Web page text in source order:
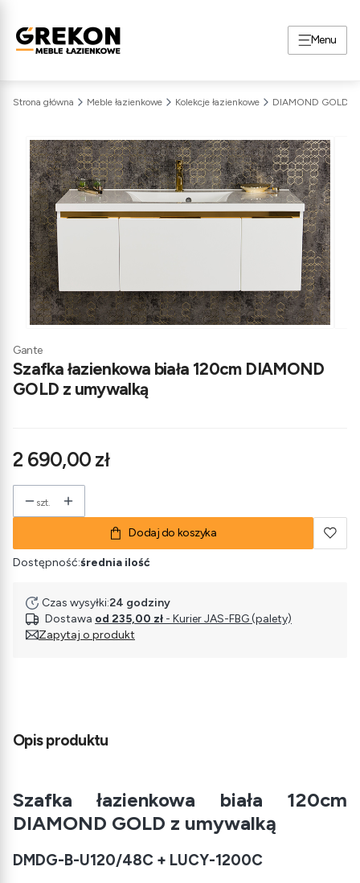
Menu
Strona główna Meble łazienkowe Kolekcje łazienkowe DIAMOND GOLD
Gante
Szafka łazienkowa biała 120cm DIAMOND
GOLD z umywalką
Cena
2 690,00 zł
szt.
Dodaj do koszyka
Dostępność:średnia ilość
Czas wysyłki:24 godziny
Dostawa od 235,00 zł - Kurier JAS-FBG (palety)
Zapytaj o produkt
Opis produktu
Szafka łazienkowa biała 120cm
DIAMOND GOLD z umywalką
DMDG-B-U120/48C + LUCY-1200C